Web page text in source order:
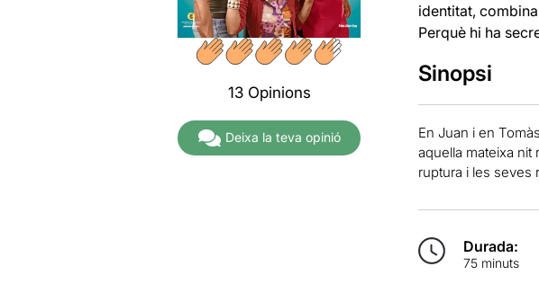
13 Opinions
Deixa la teva opinió
identitat,
Perquè hi ha
Sinopsi
En Juan i en
aquella mateixa nit
ruptura i les seves
Durada:
75 minuts